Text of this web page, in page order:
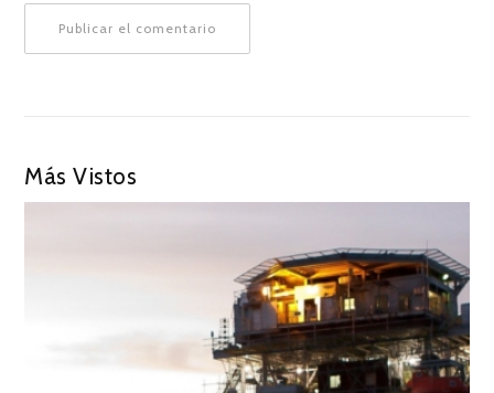
Más Vistos